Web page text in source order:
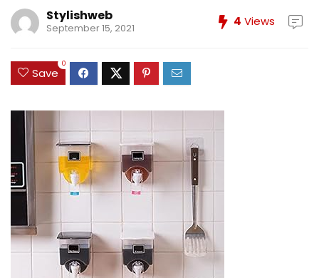
Stylishweb
September 15, 2021 4 Views
Save
0